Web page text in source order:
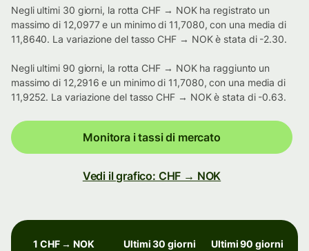
Negli ultimi 30 giorni, la rotta CHF → NOK ha registrato un
massimo di 12,0977 e un minimo di 11,7080, con una media di
11,8640. La variazione del tasso CHF → NOK è stata di -2.30.
Negli ultimi 90 giorni, la rotta CHF → NOK ha raggiunto un
massimo di 12,2916 e un minimo di 11,7080, con una media di
11,9252. La variazione del tasso CHF → NOK è stata di -0.63.
Monitora i tassi di mercato
Vedi il grafico: CHF → NOK
1 CHF → NOK Ultimi 30 giorni Ultimi 90 giorni